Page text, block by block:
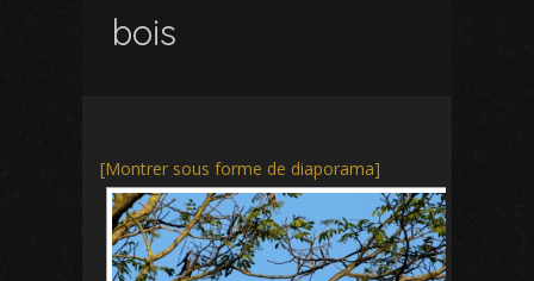
bois
[Montrer sous forme de diaporama]